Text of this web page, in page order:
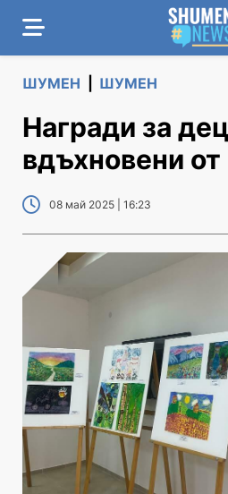
ШУМЕН ШУМЕН
Награди за
вдъхновени
08 май 2025 | 16:23